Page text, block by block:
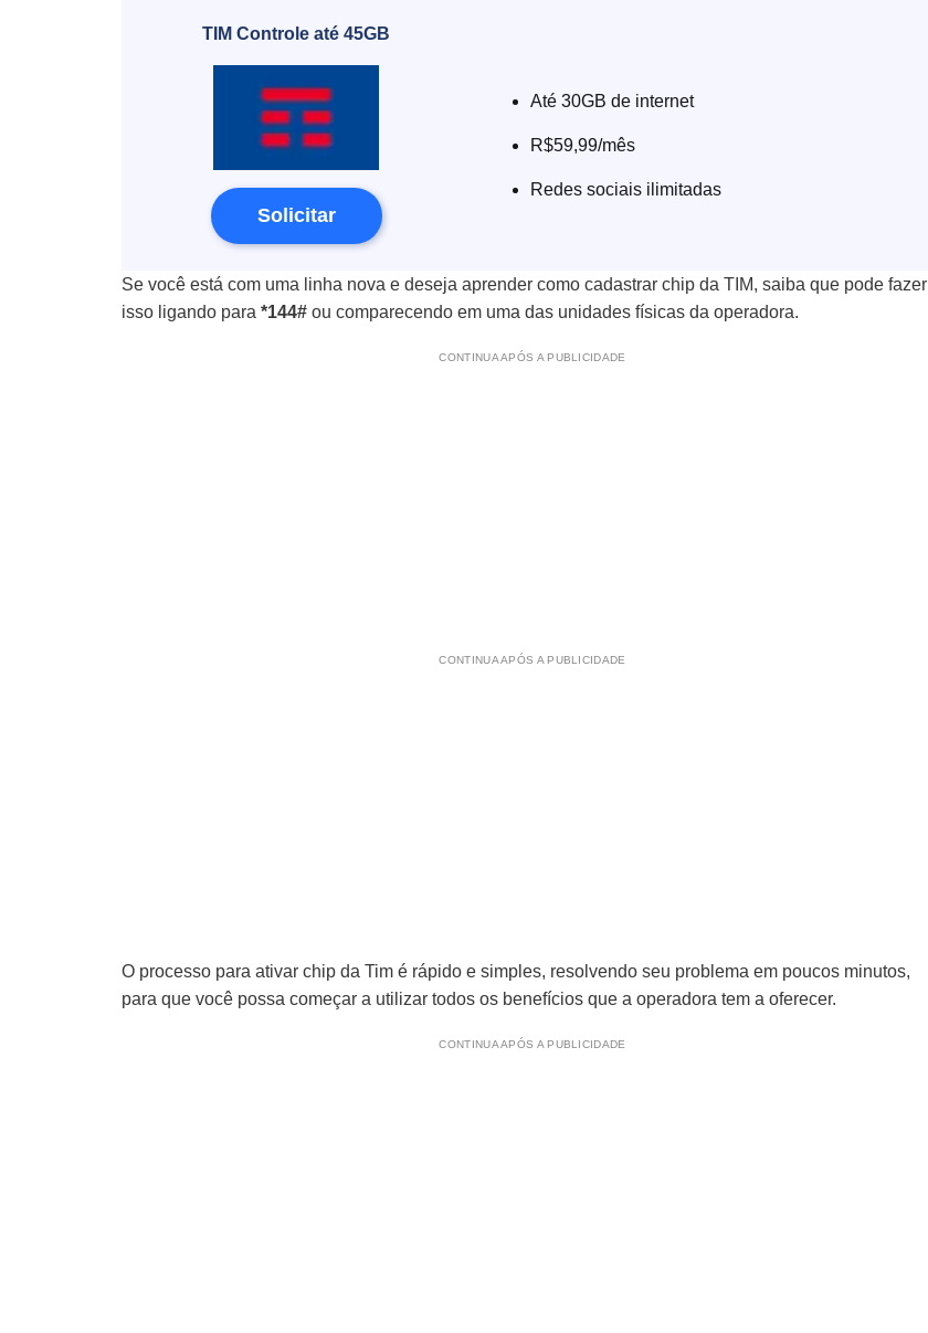
TIM Controle até 45GB
Solicitar
Até 30GB de internet
R$59,99/mês
Redes sociais ilimitadas
Se você está com uma linha nova e deseja aprender como cadastrar chip da TIM, saiba que pode fazer
isso ligando para *144# ou comparecendo em uma das unidades físicas da operadora.
CONTINUA APÓS A PUBLICIDADE
CONTINUA APÓS A PUBLICIDADE
O processo para ativar chip da Tim é rápido e simples, resolvendo seu problema em poucos minutos,
para que você possa começar a utilizar todos os benefícios que a operadora tem a oferecer.
CONTINUA APÓS A PUBLICIDADE